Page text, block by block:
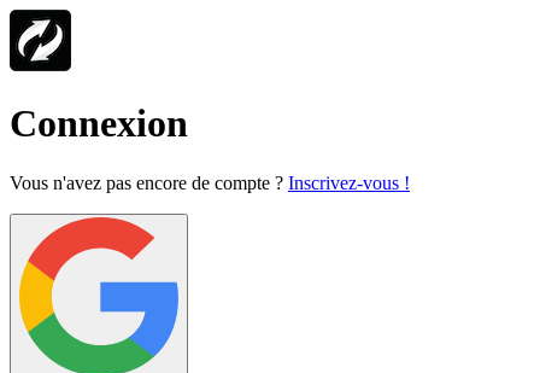
Connexion
Vous n'avez pas encore de compte ? Inscrivez-vous !